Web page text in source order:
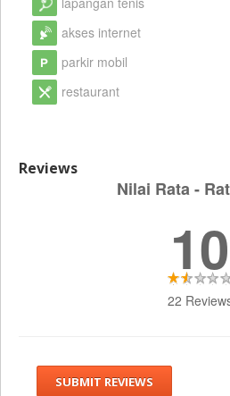
akses internet
parkir mobil
restaurant
Reviews
Nilai Rata -
10
22
SUBMIT REVIEWS